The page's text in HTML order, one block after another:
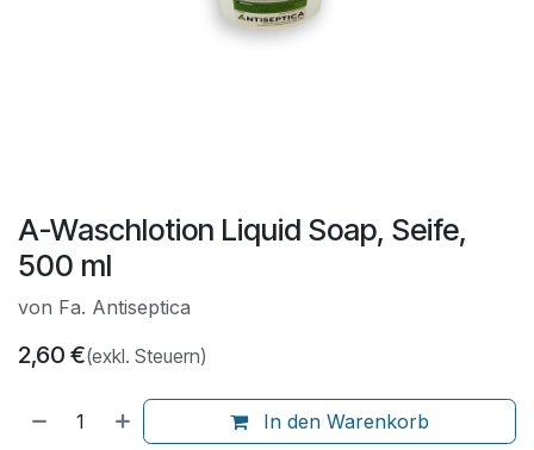
A-Waschlotion Liquid Soap, Seife,
500 ml
von Fa. Antiseptica
2,60 €(exkl. Steuern)
In den Warenkorb